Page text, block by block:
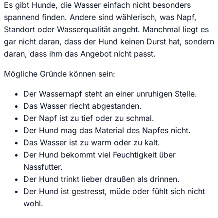
Es gibt Hunde, die Wasser einfach nicht besonders
spannend finden. Andere sind wählerisch, was Napf,
Standort oder Wasserqualität angeht. Manchmal liegt es
gar nicht daran, dass der Hund keinen Durst hat, sondern
daran, dass ihm das Angebot nicht passt.
Mögliche Gründe können sein:
Der Wassernapf steht an einer unruhigen Stelle.
Das Wasser riecht abgestanden.
Der Napf ist zu tief oder zu schmal.
Der Hund mag das Material des Napfes nicht.
Das Wasser ist zu warm oder zu kalt.
Der Hund bekommt viel Feuchtigkeit über
Nassfutter.
Der Hund trinkt lieber draußen als drinnen.
Der Hund ist gestresst, müde oder fühlt sich nicht
wohl.